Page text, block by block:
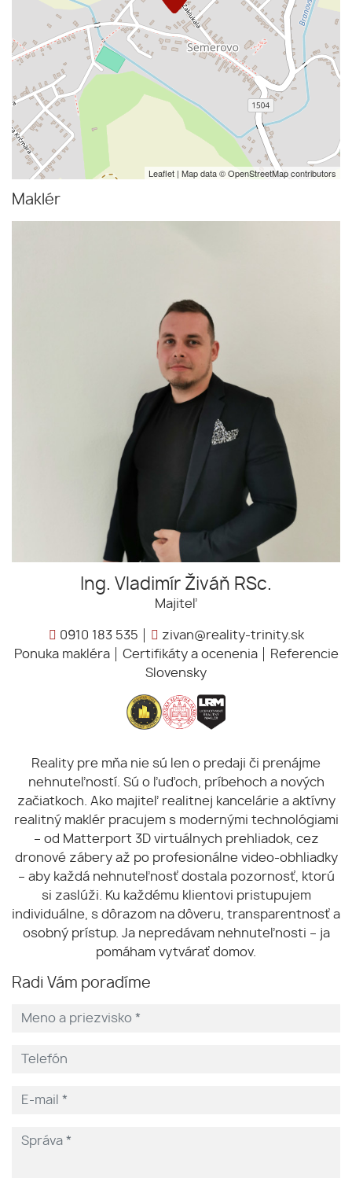
Leaflet | Map data ©OpenStreetMapcontributors
Maklér
Ing. Vladimír Živáň RSc.
Majiteľ
0910 183 535
zivan@reality-trinity.sk
Ponuka makléra
Certifikáty a ocenenia
Referencie
Slovensky
Reality pre mňa nie sú len o predaji či prenájme
nehnuteľností. Sú o ľuďoch, príbehoch a nových
začiatkoch. Ako majiteľ realitnej kancelárie a aktívny
realitný maklér pracujem s modernými technológiami
– od Matterport 3D virtuálnych prehliadok, cez
dronové zábery až po profesionálne video-obhliadky
– aby každá nehnuteľnosť dostala pozornosť, ktorú
si zaslúži. Ku každému klientovi pristupujem
individuálne, s dôrazom na dôveru, transparentnosť a
osobný prístup. Ja nepredávam nehnuteľnosti – ja
pomáham vytvárať domov.
Radi Vám poradíme